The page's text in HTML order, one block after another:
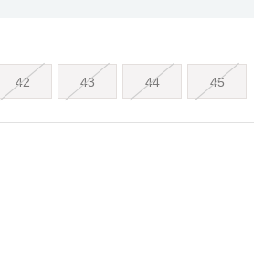
42 43 44 45